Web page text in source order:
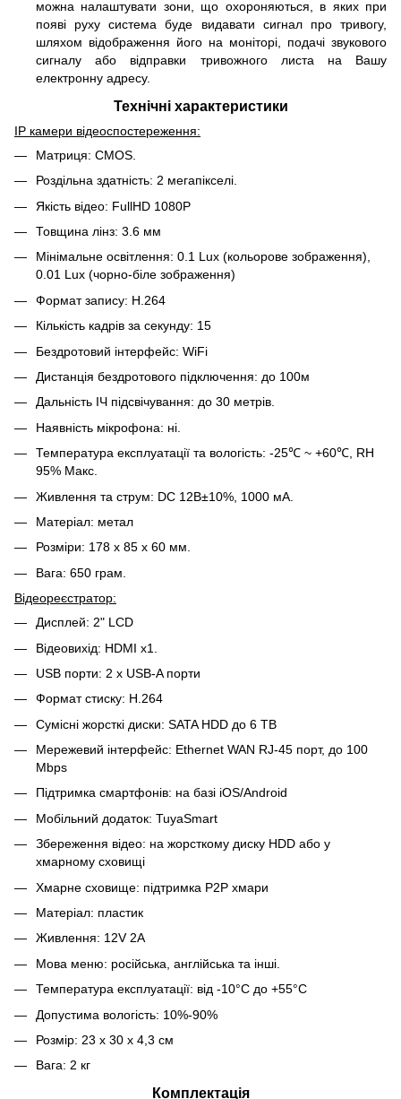
можна налаштувати зони, що охороняються, в яких при
появі руху система буде видавати сигнал про тривогу,
шляхом відображення його на моніторі, подачі звукового
сигналу або відправки тривожного листа на Вашу
електронну адресу.
Технічні характеристики
IP камери відеоспостереження:
Матриця: CMOS.
Роздільна здатність: 2 мегапікселі.
Якість відео: FullHD 1080P
Товщина лінз: 3.6 мм
Мінімальне освітлення: 0.1 Lux (кольорове зображення),
0.01 Lux (чорно-біле зображення)
Формат запису: H.264
Кількість кадрів за секунду: 15
Бездротовий інтерфейс: WiFi
Дистанція бездротового підключення: до 100м
Дальність ІЧ підсвічування: до 30 метрів.
Наявність мікрофона: ні.
Температура експлуатації та вологість: -25℃ ~ +60℃, RH
95% Макс.
Живлення та струм: DC 12В±10%, 1000 мА.
Матеріал: метал
Розміри: 178 х 85 х 60 мм.
Вага: 650 грам.
Відеореєстратор:
Дисплей: 2" LCD
Відеовихід: HDMI x1.
USB порти: 2 х USB-A порти
Формат стиску: H.264
Сумісні жорсткі диски: SATA HDD до 6 TB
Мережевий інтерфейс: Ethernet WAN RJ-45 порт, до 100
Mbps
Підтримка смартфонів: на базі iOS/Android
Мобільний додаток: TuyaSmart
Збереження відео: на жорсткому диску HDD або у
хмарному сховищі
Хмарне сховище: підтримка P2P хмари
Матеріал: пластик
Живлення: 12V 2A
Мова меню: російська, англійська та інші.
Температура експлуатації: від -10°C до +55°C
Допустима вологість: 10%-90%
Розмір: 23 х 30 х 4,3 см
Вага: 2 кг
Комплектація